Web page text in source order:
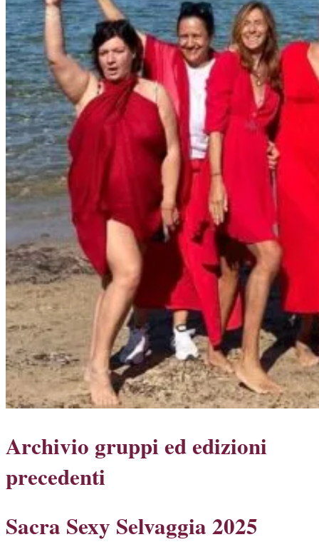
Archivio gruppi ed edizioni
precedenti
Sacra Sexy Selvaggia 2025